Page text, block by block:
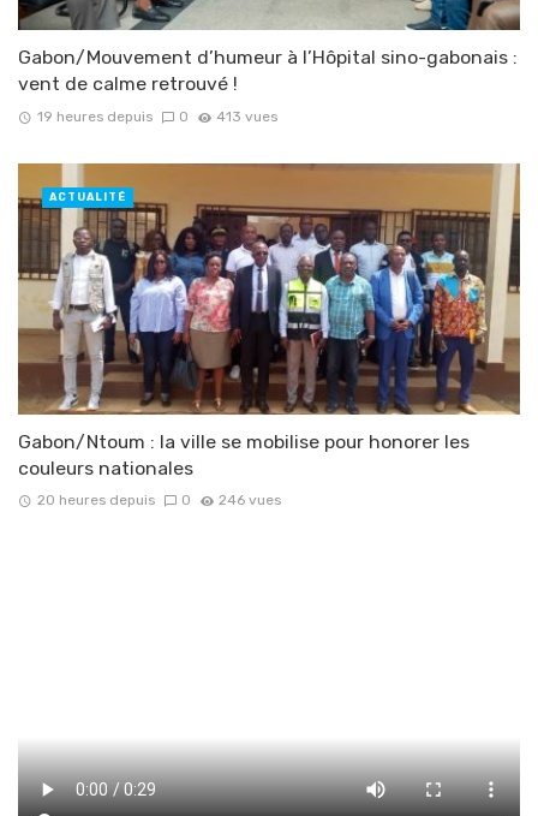
Gabon/Mouvement d’humeur à l’Hôpital sino-gabonais :
vent de calme retrouvé !
19 heures depuis 0 413 vues
Gabon/Ntoum : la ville se mobilise pour honorer les
couleurs nationales
20 heures depuis 0 246 vues
ACTUALITÉ